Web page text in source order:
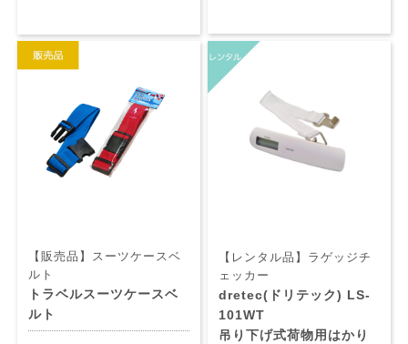
【販売品】スーツケースベ
ルト
トラベルスーツケースベ
ルト
【レンタル品】ラゲッジチ
ェッカー
dretec(ドリテック) LS-
101WT
吊り下げ式荷物用はかり